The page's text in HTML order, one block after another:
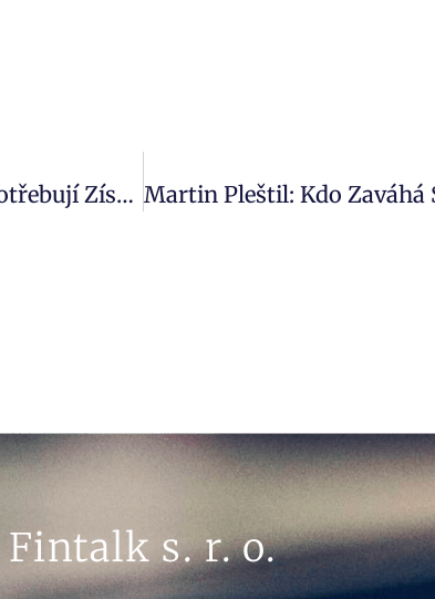
Když Klienti Nedosáhnou Na Hypotéku Nebo Potřebují Získat Za Svou Nemovitost Férovou Částku, Pomůže Jim MOOY
Fintalk s. r. o.